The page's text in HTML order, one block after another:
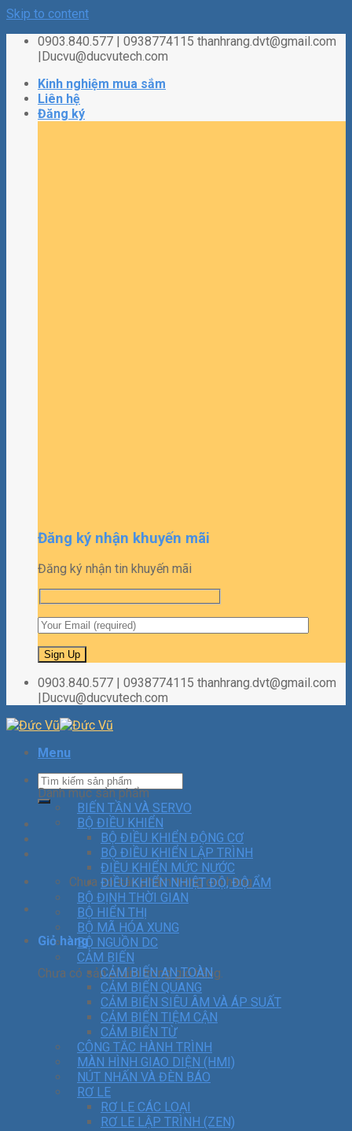
Skip to content
0903.840.577 | 0938774115 thanhrang.dvt@gmail.com
|Ducvu@ducvutech.com
Kinh nghiệm mua sắm
Liên hệ
Đăng ký
Đăng ký nhận khuyến mãi
Đăng ký nhận tin khuyến mãi
0903.840.577 | 0938774115 thanhrang.dvt@gmail.com
|Ducvu@ducvutech.com
Menu
Chưa có sản phẩm trong giỏ hàng.
Giỏ hàng
Chưa có sản phẩm trong giỏ hàng.
Danh mục sản phẩm
BIẾN TẦN VÀ SERVO
BỘ ĐIỀU KHIỂN
BỘ ĐIỀU KHIỂN ĐỘNG CƠ
BỘ ĐIỀU KHIỂN LẬP TRÌNH
ĐIỀU KHIỂN MỨC NƯỚC
ĐIỀU KHIỂN NHIỆT ĐỘ, ĐỘ ẨM
BỘ ĐỊNH THỜI GIAN
BỘ HIỂN THỊ
BỘ MÃ HÓA XUNG
BỘ NGUỒN DC
CẢM BIẾN
CẢM BIẾN AN TOÀN
CẢM BIẾN QUANG
CẢM BIẾN SIÊU ÂM VÀ ÁP SUẤT
CẢM BIẾN TIỆM CẬN
CẢM BIẾN TỪ
CÔNG TẮC HÀNH TRÌNH
MÀN HÌNH GIAO DIỆN (HMI)
NÚT NHẤN VÀ ĐÈN BÁO
RƠ LE
RƠ LE CÁC LOẠI
RƠ LE LẬP TRÌNH (ZEN)